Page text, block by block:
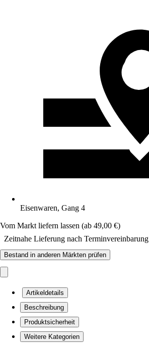
Eisenwaren, Gang 4
Vom Markt liefern lassen (ab 49,00 €)
Zeitnahe Lieferung nach Terminvereinbarung
Bestand in anderen Märkten prüfen
Artikeldetails
Beschreibung
Produktsicherheit
Weitere Kategorien